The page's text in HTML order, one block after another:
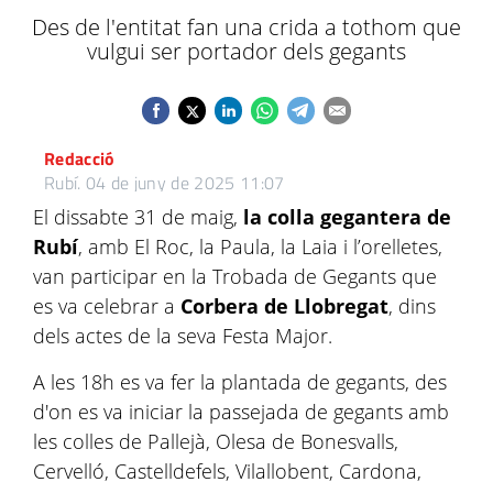
Des de l'entitat fan una crida a tothom que
vulgui ser portador dels gegants
Redacció
Rubí. 04 de juny de 2025 11:07
El dissabte 31 de maig, la colla gegantera de
Rubí, amb El Roc, la Paula, la Laia i l’orelletes,
van participar en la Trobada de Gegants que
es va celebrar a Corbera de Llobregat, dins
dels actes de la seva Festa Major.
A les 18h es va fer la plantada de gegants, des
d'on es va iniciar la passejada de gegants amb
les colles de Pallejà, Olesa de Bonesvalls,
Cervelló, Castelldefels, Vilallobent, Cardona,